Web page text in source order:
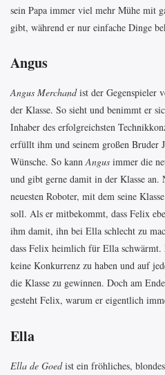
sein Papa immer viel mehr Mühe mit
gibt, während er nur einfache Dinge
Angus
Angus Merchandist der Gegenspieler
der Klasse. So sieht und benimmt er
Inhaber des erfolgreichsten
erfüllt ihm und seinem großen Bruder
Wünsche. So kannAngus immer die
und gibt gerne damit in der Klasse
neuesten Roboter, mit dem seine
soll. Als er mitbekommt, dass Felix
ihm damit, ihn bei Ella schlecht zu
dass Felix heimlich für Ella
keine Konkurrenz zu haben und auf
die Klasse zu gewinnen. Doch am
gesteht Felix, warum er eigentlich
Ella
Ella de Goedist ein fröhliches,